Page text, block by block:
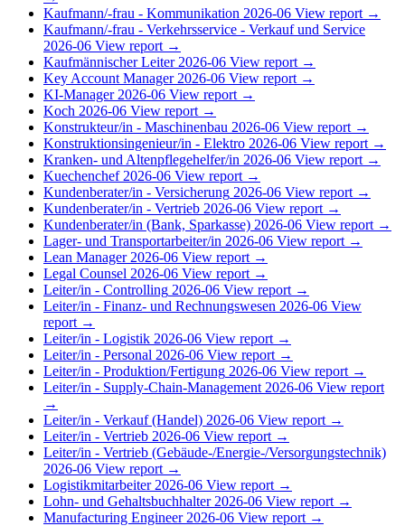
Kaufmann/-frau - Kommunikation 2026-06 View report →
Kaufmann/-frau - Verkehrsservice - Verkauf und Service
2026-06 View report →
Kaufmännischer Leiter 2026-06 View report →
Key Account Manager 2026-06 View report →
KI-Manager 2026-06 View report →
Koch 2026-06 View report →
Konstrukteur/in - Maschinenbau 2026-06 View report →
Konstruktionsingenieur/in - Elektro 2026-06 View report →
Kranken- und Altenpflegehelfer/in 2026-06 View report →
Kuechenchef 2026-06 View report →
Kundenberater/in - Versicherung 2026-06 View report →
Kundenberater/in - Vertrieb 2026-06 View report →
Kundenberater/in (Bank, Sparkasse) 2026-06 View report →
Lager- und Transportarbeiter/in 2026-06 View report →
Lean Manager 2026-06 View report →
Legal Counsel 2026-06 View report →
Leiter/in - Controlling 2026-06 View report →
Leiter/in - Finanz- und Rechnungswesen 2026-06 View
report →
Leiter/in - Logistik 2026-06 View report →
Leiter/in - Personal 2026-06 View report →
Leiter/in - Produktion/Fertigung 2026-06 View report →
Leiter/in - Supply-Chain-Management 2026-06 View report
→
Leiter/in - Verkauf (Handel) 2026-06 View report →
Leiter/in - Vertrieb 2026-06 View report →
Leiter/in - Vertrieb (Gebäude-/Energie-/Versorgungstechnik)
2026-06 View report →
Logistikmitarbeiter 2026-06 View report →
Lohn- und Gehaltsbuchhalter 2026-06 View report →
Manufacturing Engineer 2026-06 View report →